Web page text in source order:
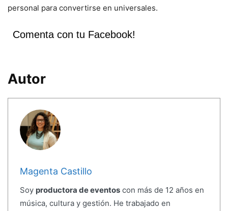
personal para convertirse en universales.
Comenta con tu Facebook!
Autor
Magenta Castillo
Soy productora de eventoscon más de 12 años en
música, cultura y gestión. He trabajado en